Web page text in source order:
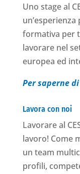
Uno stage al
formativa per
lavorare nel
europea ed
Per saperne
Lavora con noi
Lavorare al
lavoro! Come
un team
profili,